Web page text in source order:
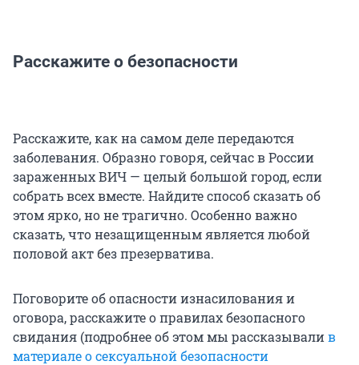
Расскажите о безопасности
Расскажите, как на самом деле передаются
заболевания. Образно говоря, сейчас в России
зараженных ВИЧ ­— целый большой город, если
собрать всех вместе. Найдите способ сказать об
этом ярко, но не трагично. Особенно важно
сказать, что незащищенным является любой
половой акт без презерватива.
Поговорите об опасности изнасилования и
оговора, расскажите о правилах безопасного
свидания (подробнее об этом мы рассказывалив
материале о сексуальной безопасности